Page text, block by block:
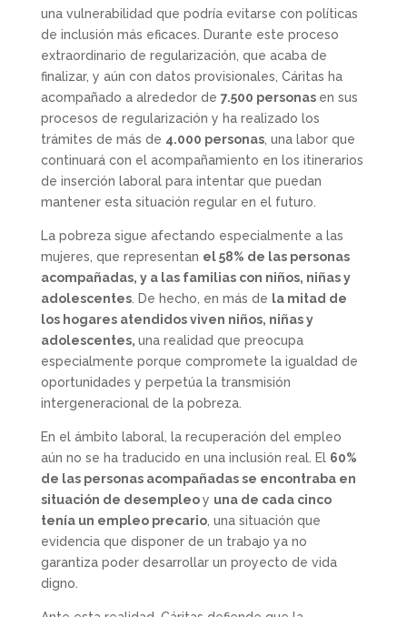
una vulnerabilidad que podría evitarse con políticas
de inclusión más eficaces. Durante este proceso
extraordinario de regularización, que acaba de
finalizar, y aún con datos provisionales, Cáritas ha
acompañado a alrededor de 7.500 personas en sus
procesos de regularización y ha realizado los
trámites de más de 4.000 personas, una labor que
continuará con el acompañamiento en los itinerarios
de inserción laboral para intentar que puedan
mantener esta situación regular en el futuro.
La pobreza sigue afectando especialmente a las
mujeres, que representan el 58% de las personas
acompañadas, y a las familias con niños, niñas y
adolescentes. De hecho, en más de la mitad de
los hogares atendidos viven niños, niñas y
adolescentes, una realidad que preocupa
especialmente porque compromete la igualdad de
oportunidades y perpetúa la transmisión
intergeneracional de la pobreza.
En el ámbito laboral, la recuperación del empleo
aún no se ha traducido en una inclusión real. El 60%
de las personas acompañadas se encontraba en
situación de desempleoy una de cada cinco
tenía un empleo precario, una situación que
evidencia que disponer de un trabajo ya no
garantiza poder desarrollar un proyecto de vida
digno.